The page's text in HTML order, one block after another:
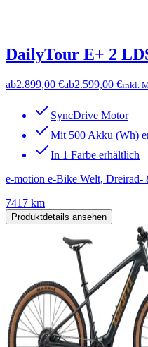
DailyTour E+ 2
ab2.899,00 €ab2.599,00 €inkl.
SyncDrive Motor
Mit 500 Akku (Wh)
In 1 Farbe erhältlich
e-motion e-Bike Welt, Dreirad-
7417 km
Produktdetails ansehen